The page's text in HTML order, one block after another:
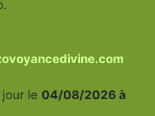
le 04/08/2026 à